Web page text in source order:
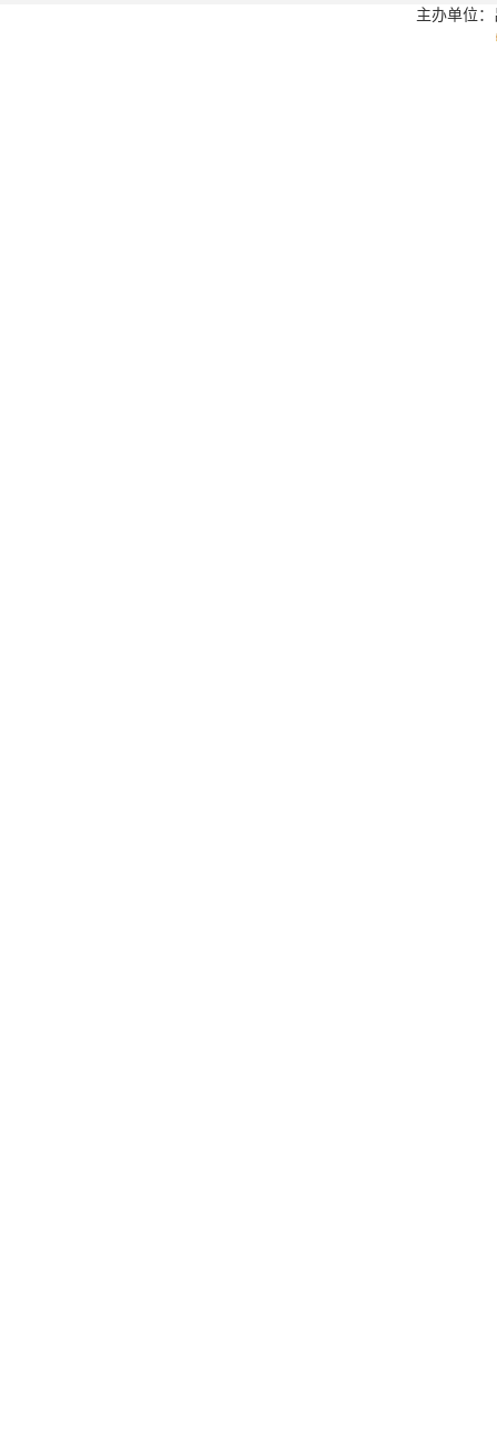
主办单位